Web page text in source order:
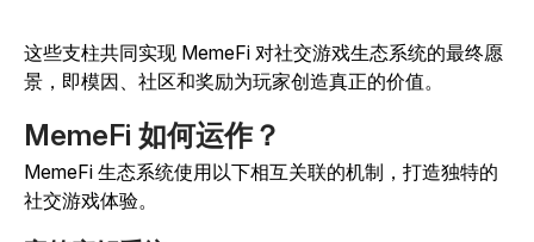
这些支柱共同实现 MemeFi 对社交游戏生态系统的最终愿
景，即模因、社区和奖励为玩家创造真正的价值。
MemeFi 如何运作？
MemeFi 生态系统使用以下相互关联的机制，打造独特的
社交游戏体验。